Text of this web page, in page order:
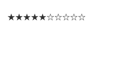
★★★★★☆☆☆☆☆